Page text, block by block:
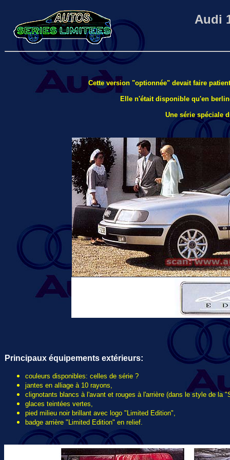
Audi
Cette version "optionnée" devait faire
Elle n'était disponible qu'en
Une série spéciale
Principaux équipements extérieurs:
couleurs disponibles: celles de série ?
jantes en alliage à 10 rayons,
clignotants blancs à l'avant et rouges à l'arrière (dans le style de la
glaces teintées vertes,
pied milieu noir brillant avec logo "Limited Edition",
badge arrière "Limited Edition" en relief.